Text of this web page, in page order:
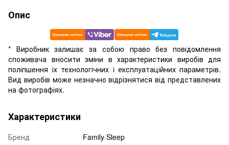
Опис
* Виробник залишає за собою право без повідомлення
споживача вносити зміни в характеристики виробів для
поліпшення їх технологічних і експлуатаційних параметрів.
Вид виробів може незначно відрізнятися від представлених
на фотографіях.
Характеристики
Бренд
Family Sleep